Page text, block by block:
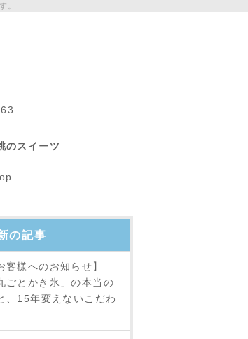
。
のスイーツ
の記事
客様へのお知らせ】
ごとかき氷」の本当の
、15年変えないこだわ